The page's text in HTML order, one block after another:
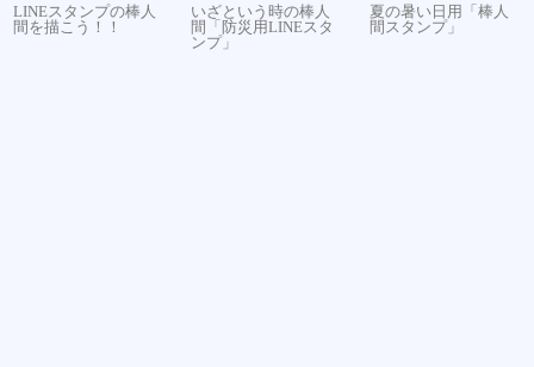
LINEスタンプの棒人
間を描こう！！
いざという時の棒人
間「防災用LINEスタ
ンプ」
夏の暑い日用「棒人
間スタンプ」